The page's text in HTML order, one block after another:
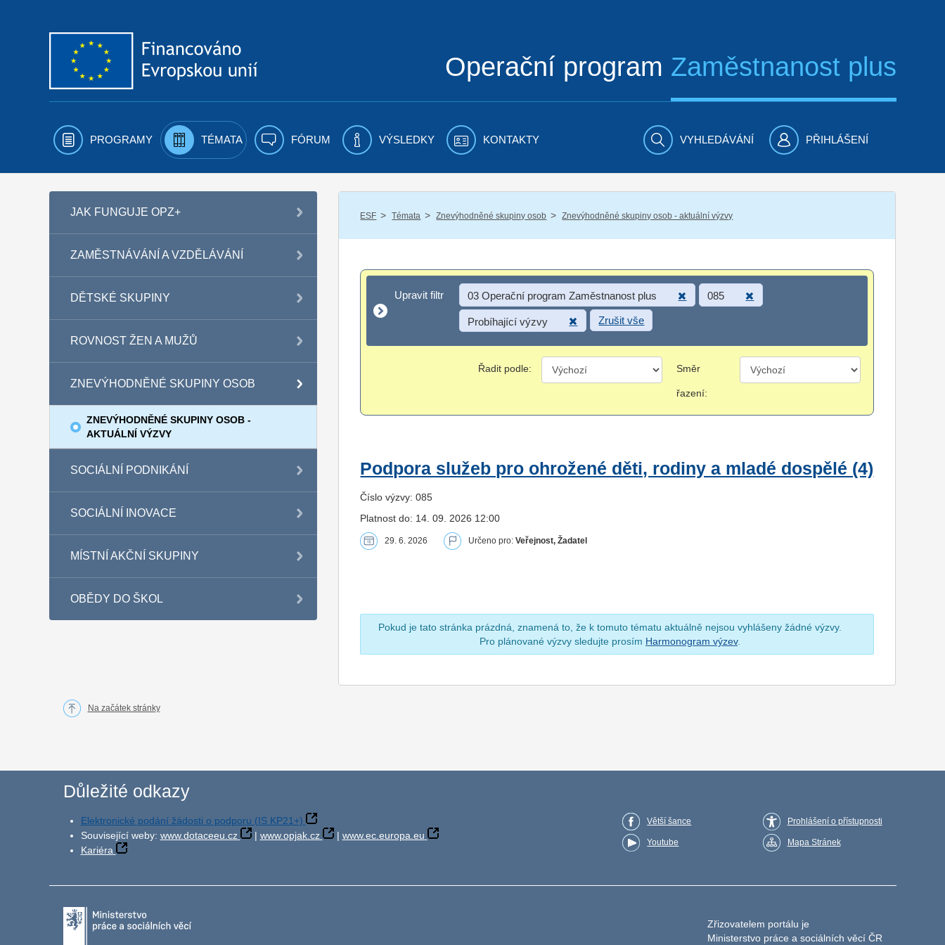
Operační program Zaměstnanost plus
PROGRAMY TÉMATA FÓRUM VÝSLEDKY KONTAKTY VYHLEDÁVÁNÍ PŘIHLÁŠENÍ
JAK FUNGUJE OPZ+
ZAMĚSTNÁVÁNÍ A VZDĚLÁVÁNÍ
DĚTSKÉ SKUPINY
ROVNOST ŽEN A MUŽŮ
ZNEVÝHODNĚNÉ SKUPINY OSOB
ZNEVÝHODNĚNÉ SKUPINY OSOB -
AKTUÁLNÍ VÝZVY
SOCIÁLNÍ PODNIKÁNÍ
SOCIÁLNÍ INOVACE
MÍSTNÍ AKČNÍ SKUPINY
OBĚDY DO ŠKOL
ESF / Témata / Znevýhodněné skupiny osob / Znevýhodněné skupiny osob - aktuální výzvy
Upravit filtr
Upravit filtr 03 Operační program Zaměstnanost plus 085
Probíhající výzvy Zrušit vše
Řadit podle: Směr
řazení:
Podpora služeb pro ohrožené děti, rodiny a mladé dospělé (4)
Číslo výzvy: 085
Platnost do: 14. 09. 2026 12:00
29. 6. 2026 Určeno pro:Veřejnost, Žadatel
Pokud je tato stránka prázdná, znamená to, že k tomuto tématu aktuálně nejsou vyhlášeny žádné výzvy.
Pro plánované výzvy sledujte prosím Harmonogram výzev.
Na začátek stránky
Důležité odkazy
Elektronické podání žádosti o podporu (IS KP21+)
Související weby: www.dotaceeu.cz | www.opjak.cz | www.ec.europa.eu
Kariéra
Větší šance
Youtube
Prohlášení o přístupnosti
Mapa Stránek
Zřizovatelem portálu je
Ministerstvo práce a sociálních věcí ČR